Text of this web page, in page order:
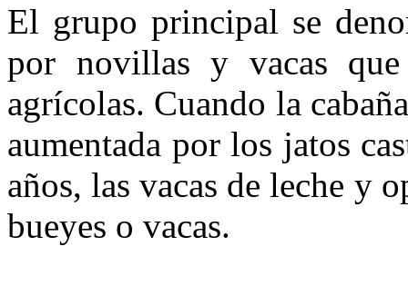
El grupo principal se
por novillas y vacas
agrícolas. Cuando la
aumentada por los jatos
años, las vacas de leche y
bueyes o vacas.